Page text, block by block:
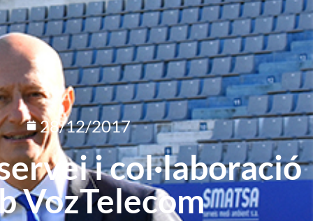
28/12/2017
i col·laboració
VozTelecom